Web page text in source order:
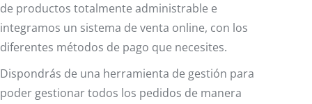
de productos totalmente administrable e
integramos un sistema de venta online, con los
diferentes métodos de pago que necesites.
Dispondrás de una herramienta de gestión para
poder gestionar todos los pedidos de manera